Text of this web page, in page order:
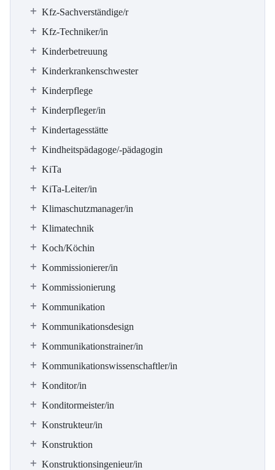
Kfz-Sachverständige/r
Kfz-Techniker/in
Kinderbetreuung
Kinderkrankenschwester
Kinderpflege
Kinderpfleger/in
Kindertagesstätte
Kindheitspädagoge/-pädagogin
KiTa
KiTa-Leiter/in
Klimaschutzmanager/in
Klimatechnik
Koch/Köchin
Kommissionierer/in
Kommissionierung
Kommunikation
Kommunikationsdesign
Kommunikationstrainer/in
Kommunikationswissenschaftler/in
Konditor/in
Konditormeister/in
Konstrukteur/in
Konstruktion
Konstruktionsingenieur/in